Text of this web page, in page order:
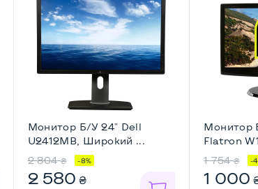
Монитор Б/У 24" Dell
U2412MB, Широкий ...
2 804 ₴ -8%
2 580 ₴
Монитор
Flatron
...
1 754 ₴ -
1 000